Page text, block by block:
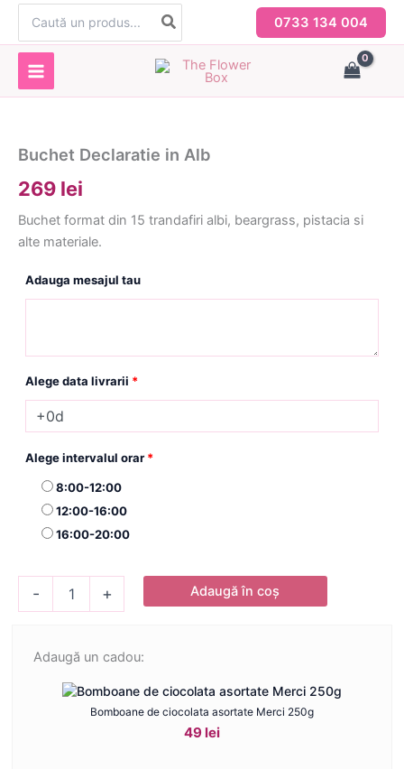
Skip
content
for:
0733 134 004
Buchet Declaratie in Alb
269 lei
Buchet format din 15 trandafiri albi, beargrass, pistacia si
alte materiale.
Adauga mesajul tau
Alege data livrarii *
Alege intervalul orar*
8:00-12:00
12:00-16:00
16:00-20:00
-
Alb
+ Adaugă în coș
Adaugă un cadou:
Bomboane de ciocolata asortate Merci 250g
49 lei